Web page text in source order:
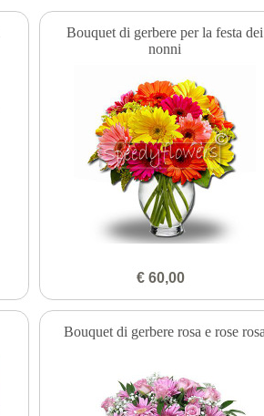
Bouquet di gerbere per la festa dei
nonni
€ 60,00
Bouquet di gerbere rosa e rose rosa